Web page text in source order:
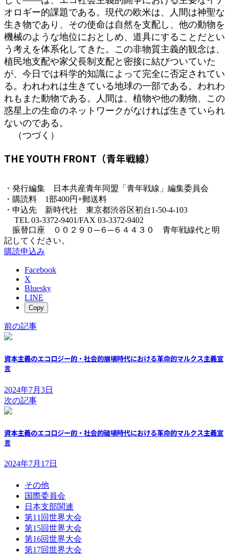
オロギー的課題である。現代の欧米は、人間は神聖な
生き物であり、その使命は自然を支配し、他の動物を
機械のような地位におとしめ、道具にすることだとい
う考えを体系化してきた。この非物質主義的観念は、
植民地支配や家父長制支配と密接に結びついていた
が、今日では科学的知識によって完全に否定されてい
る。われわれは生きている地球の一部である。われわ
れもまた動物である。人間は、植物や他の動物、この
惑星上の生命のネットワークがなければ生きていられ
ないのである。
（つづく）
THE YOUTH FRONT（青年戦線）
・発行編集 日本共産青年同盟「青年戦線」編集委員会
・購読料 1部400円+郵送料
・申込先 新時代社 東京都渋谷区初台1-50-4-103
TEL 03-3372-9401/FAX 03-3372-9402
振替口座 ００２９０─６─６４４３０ 青年戦線代と明
記してください。
購読申込み
Facebook
X
Bluesky
LINE
Copy
前の記事
資本主義のエコロジー的・社会的崩壊時代における革命的マルクス主義宣
言
2024年7月3日
次の記事
資本主義のエコロジー的・社会的破壊時代における革命的マルクス主義宣
言
2024年7月17日
その他
国際委員会
日本支部関連
第11回世界大会
第15回世界大会
第16回世界大会
第17回世界大会